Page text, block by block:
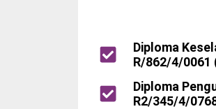
Diploma
R/862/4/0061
Diploma
R2/345/4/